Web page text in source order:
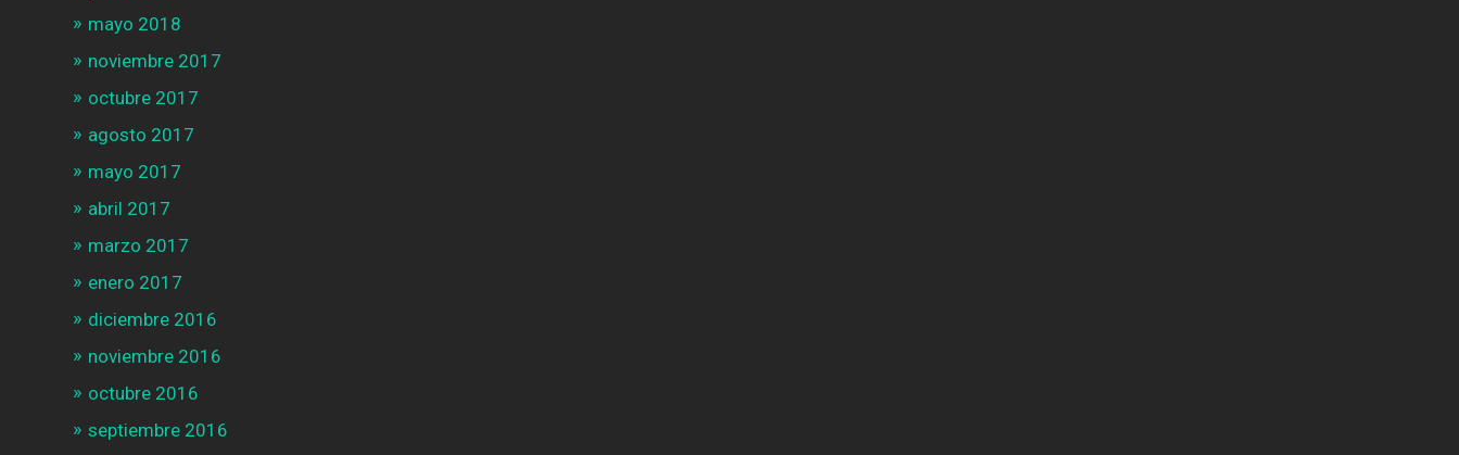
mayo 2018
noviembre 2017
octubre 2017
agosto 2017
mayo 2017
abril 2017
marzo 2017
enero 2017
diciembre 2016
noviembre 2016
octubre 2016
septiembre 2016